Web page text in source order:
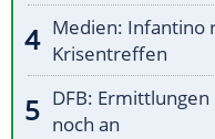
Medien: Infantino
Krisentreffen
DFB:
noch an